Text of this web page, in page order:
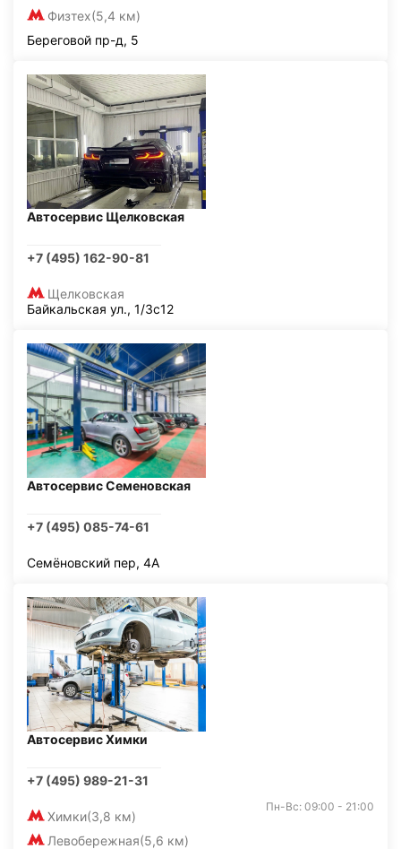
Физтех(5,4 км)
Береговой пр-д, 5
Автосервис Щелковская
+7 (495) 162-90-81
Щелковская
Байкальская ул., 1/3с12
Автосервис Семеновская
+7 (495) 085-74-61
Семёновский пер, 4А
Автосервис Химки
+7 (495) 989-21-31
Химки(3,8 км)
Левобережная(5,6 км)
Пн-Вс: 09:00 - 21:00